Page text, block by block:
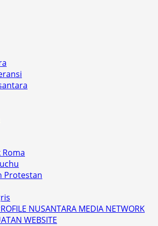
Roma
Protestan
NUSANTARA MEDIA NETWORK
WEBSITE